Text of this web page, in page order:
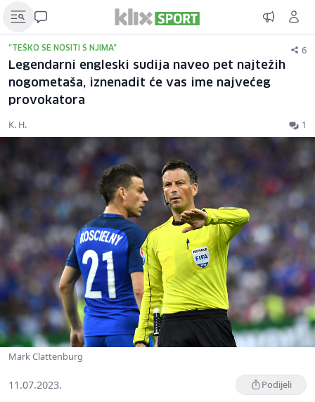
"TEŠKO SE NOSITI S NJIMA" 6
Legendarni engleski sudija naveo pet najtežih
nogometaša, iznenadit će vas ime najvećeg
provokatora
K. H. 1
Mark Clattenburg
11.07.2023. Podijeli